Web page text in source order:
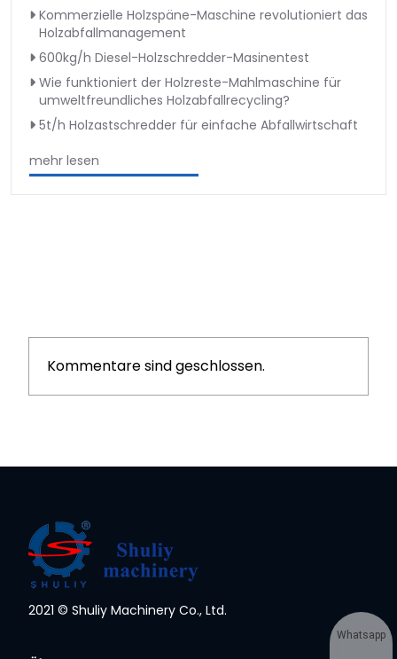
Kommerzielle Holzspäne-Maschine revolutioniert das
Holzabfallmanagement
600kg/h Diesel-Holzschredder-Masinentest
Wie funktioniert der Holzreste-Mahlmaschine für
umweltfreundliches Holzabfallrecycling?
5t/h Holzastschredder für einfache Abfallwirtschaft
mehr lesen
Kommentare sind geschlossen.
2021 © Shuliy Machinery Co., Ltd.
Whatsapp